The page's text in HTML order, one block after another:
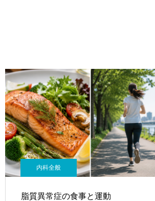
内科全般
脂質異常症の食事と運動